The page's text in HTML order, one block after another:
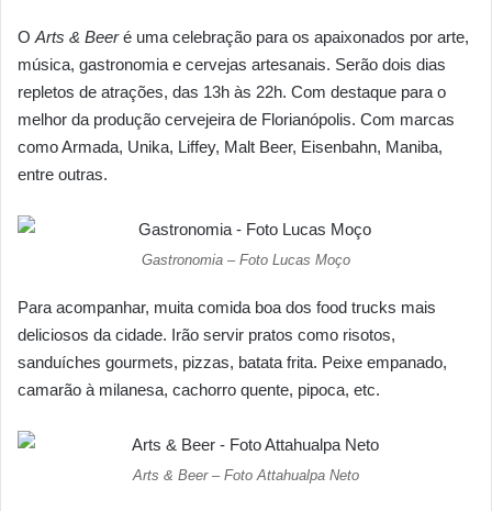
O Arts & Beeré uma celebração para os apaixonados por arte,
música, gastronomia e cervejas artesanais. Serão dois dias
repletos de atrações, das 13h às 22h. Com destaque para o
melhor da produção cervejeira de Florianópolis. Com marcas
como Armada, Unika, Liffey, Malt Beer, Eisenbahn, Maniba,
entre outras.
Gastronomia – Foto Lucas Moço
Para acompanhar, muita comida boa dos food trucks mais
deliciosos da cidade. Irão servir pratos como risotos,
sanduíches gourmets, pizzas, batata frita. Peixe empanado,
camarão à milanesa, cachorro quente, pipoca, etc.
Arts & Beer – Foto Attahualpa Neto